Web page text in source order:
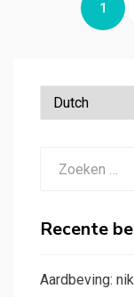
paginering
1
naar:
Recente
Aardbeving: